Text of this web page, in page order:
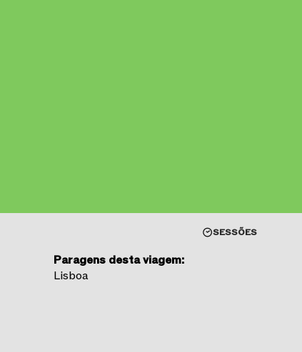
SESSÕES
Paragens desta viagem:
Lisboa